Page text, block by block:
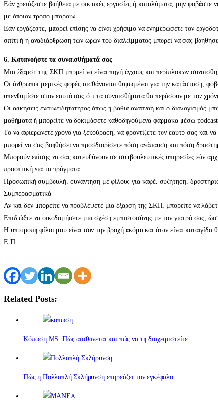
Εάν χρειάζεστε βοήθεια με οικιακές εργασίες ή καταλύματα, μην
με όποιον τρόπο μπορούν.
Εάν εργάζεστε, μπορεί επίσης να είναι χρήσιμο να ενημερώσετε τον
σπίτι ή η αναδιάρθρωση των ωρών του διαλείμματος μπορεί να σας
6. Κατανοήστε τα συναισθήματά σας
Μια έξαρση της ΣΚΠ μπορεί να είναι πηγή άγχους και περίπλοκων
Οι άνθρωποι μερικές φορές αισθάνονται θυμωμένοι για την κατάσταση,
υπενθυμίστε στον εαυτό σας ότι τα συναισθήματα θα περάσουν με τον
Οι ασκήσεις ενσυνειδητότητας όπως η βαθιά αναπνοή και ο διαλογισμός
μαθήματα ή μπορείτε να δοκιμάσετε καθοδηγούμενα φάρμακα μέσω
Το να αφιερώνετε χρόνο για ξεκούραση, να φροντίζετε τον εαυτό σας και
μπορεί να σας βοηθήσει να προσδιορίσετε πόση ανάπαυση και πόση
Μπορούν επίσης να σας κατευθύνουν σε συμβουλευτικές υπηρεσίες εάν
προοπτική για τα πράγματα.
Προσωπική συμβουλή, συνάντηση με φίλους για καφέ, συζήτηση,
Συμπερασματικά
Αν και δεν μπορείτε να προβλέψετε μια έξαρση της ΣΚΠ, μπορείτε να
Επιδιώξτε να οικοδομήσετε μια σχέση εμπιστοσύνης με τον γιατρό σας,
Η υποτροπή φίλοι μου είναι σαν την βροχή ακόμα και όταν είναι καταιγίδα
Ε.Π.
Related Posts:
Κόπωση MS: Πώς αισθάνεται και πώς να τη διαχειριστείτε
Πώς η Πολλαπλή Σκλήρυνση επηρεάζει τον εγκέφαλο